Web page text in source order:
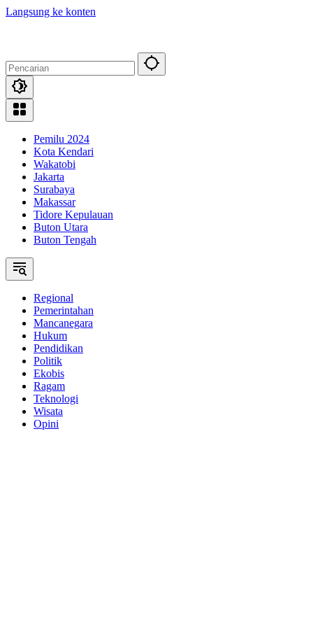
Langsung ke konten
Pemilu 2024
Kota Kendari
Wakatobi
Jakarta
Surabaya
Makassar
Tidore Kepulauan
Buton Utara
Buton Tengah
Regional
Pemerintahan
Mancanegara
Hukum
Pendidikan
Politik
Ekobis
Ragam
Teknologi
Wisata
Opini